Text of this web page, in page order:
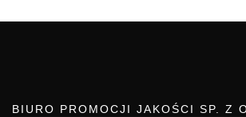
BIURO PROMOCJI JAKOŚCI SP. Z